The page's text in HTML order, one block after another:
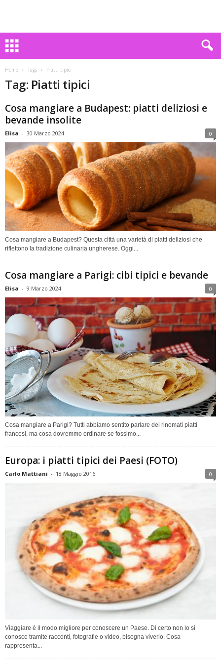
Home Tags Piatti tipici
Tag: Piatti tipici
Cosa mangiare a Budapest: piatti deliziosi e
bevande insolite
Elisa - 30 Marzo 2024 0
Cosa mangiare a Budapest? Questa città una varietà di piatti deliziosi che
riflettono la tradizione culinaria ungherese. Oggi...
Cosa mangiare a Parigi: cibi tipici e bevande
Elisa - 9 Marzo 2024 0
Cosa mangiare a Parigi? Tutti abbiamo sentito parlare dei rinomati piatti
francesi, ma cosa dovremmo ordinare se fossimo...
Europa: i piatti tipici dei Paesi (FOTO)
Carlo Mattiani - 18 Maggio 2016 0
Viaggiare è il modo migliore per conoscere un Paese. Di certo non lo si
conosce tramite racconti, fotografie o video, bisogna viverlo. Cosa
rappresenta...